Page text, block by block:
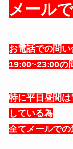
メール
お電話での問
19:00~23:00の
特に平日昼間
している為
全てメールでの